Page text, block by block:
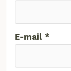
E-mail*